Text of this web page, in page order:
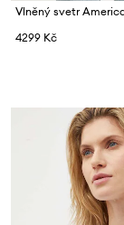
Vlněný svetr
4299 Kč